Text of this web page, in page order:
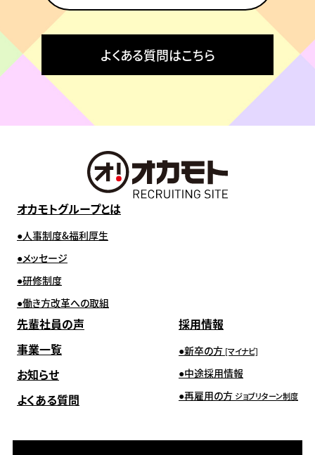
よくある質問はこちら
オカモトグループとは
人事制度&福利厚生
メッセージ
研修制度
働き方改革への取組
先輩社員の声
事業一覧
お知らせ
よくある質問
採用情報
新卒の方 [マイナビ]
中途採用情報
再雇用の方 ジョブリターン制度